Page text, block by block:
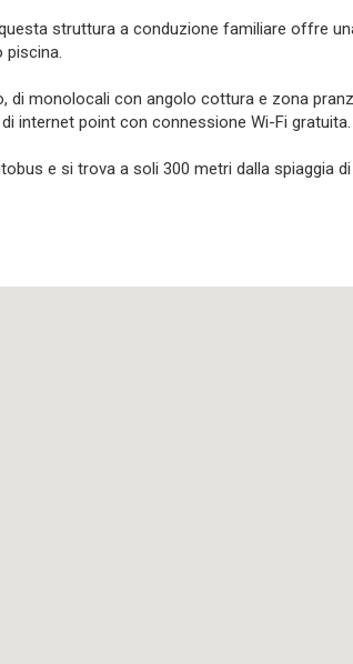
struttura a conduzione familiare offre
piscina.
di monolocali con angolo cottura e zona
internet point con connessione Wi-Fi gratuita.
e si trova a soli 300 metri dalla spiaggia di